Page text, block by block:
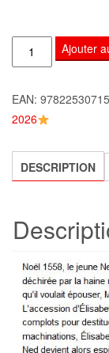
quantité
de
colonne
de
Ken
Follett
Ajouter
EAN:
2026
DESCRIPTION